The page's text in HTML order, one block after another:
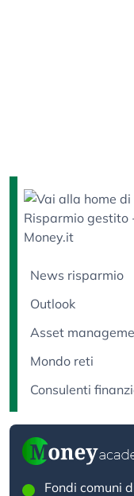
News risparmio
Outlook
Asset
Mondo reti
Consulenti
Fondi comuni